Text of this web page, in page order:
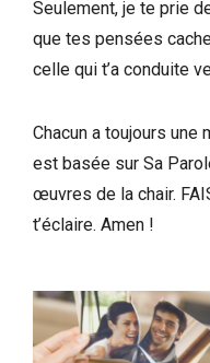
Seulement, je te prie
que tes pensées
celle qui t’a conduite
Chacun a toujours une
est basée sur Sa
œuvres de la chair.
t’éclaire. Amen !